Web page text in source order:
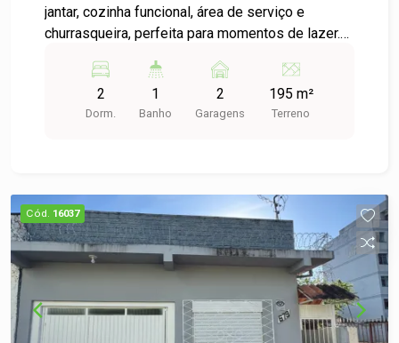
jantar, cozinha funcional, área de serviço e
churrasqueira, perfeita para momentos de lazer.
frontal arborizado, trazendo charme, privacidade
e contato com a natureza. Um imóvel acolhedor,
bem distribuído e pronto para receber sua família.
2
Dorm.
1
Banho
2
Garagens
195 m²
Terreno
Cód. 16037